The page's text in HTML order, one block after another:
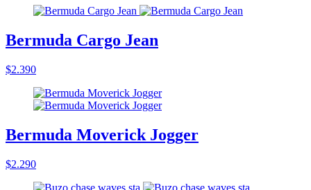
Bermuda Cargo Jean
$2.390
Bermuda Moverick Jogger
$2.290